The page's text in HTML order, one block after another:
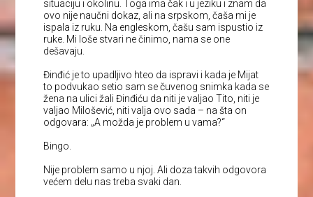
situaciju i okolinu. Toga ima čak i u jeziku i znam da
ovo nije naučni dokaz, ali na srpskom, čaša mi je
ispala iz ruku. Na engleskom, čašu sam ispustio iz
ruke. Mi loše stvari ne činimo, nama se one
dešavaju.
Đinđić je to upadljivo hteo da ispravi i kada je Mijat
to podvukao setio sam se čuvenog snimka kada se
žena na ulici žali Đinđiću da niti je valjao Tito, niti je
valjao Milošević, niti valja ovo sada – na šta on
odgovara: „A možda je problem u vama?“
Bingo.
Nije problem samo u njoj. Ali doza takvih odgovora
većem delu nas treba svaki dan.